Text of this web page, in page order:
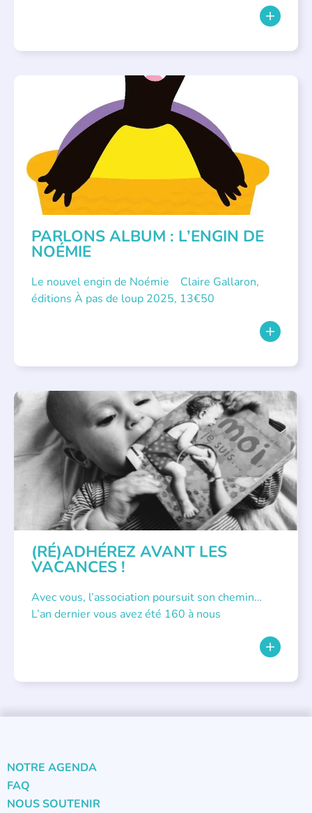
PARLONS ALBUM : L’ENGIN DE
NOÉMIE
Le nouvel engin de Noémie Claire Gallaron,
éditions À pas de loup 2025, 13€50
APPEL À SOUTIEN
(RÉ)ADHÉREZ AVANT LES
VACANCES !
Avec vous, l’association poursuit son chemin…
L’an dernier vous avez été 160 à nous
NOTRE AGENDA
FAQ
NOUS SOUTENIR